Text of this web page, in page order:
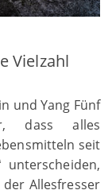
Vielzahl
und Yang Fünf
dass alles
seit
unterscheiden,
Allesfresser